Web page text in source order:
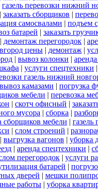
газель перевозки нижний
| заказать сборщиков |
самосвалами | подъем
батарей | заказать
| демонтаж перегородок |
цены | демонтаж |
| вывоз колонки |
| услуги спецтехники |
газель нижний
вывоз камазами | погрузка
мебели | перевозка
| скотч офисный |
мусора | сборка |
сборщиков мебели |
| слом строений |
| выгрузка вагонов | уборка
| аренда спецтехники |
перегородок | услуги
батарей |
дверей | мешки
работы | уборка